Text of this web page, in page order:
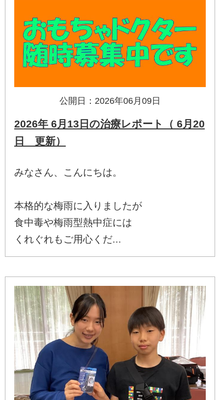
公開日：2026年06月09日
2026年 6月13日の治療レポート（ 6月20
日 更新）
みなさん、こんにちは。
本格的な梅雨に入りましたが
食中毒や梅雨型熱中症には
くれぐれもご用心くだ...